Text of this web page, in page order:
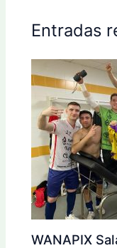
Entradas
WANAPIX